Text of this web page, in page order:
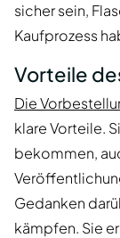
sicher sein,
Kaufprozess
Vorteile
Die
klare Vorteile.
bekommen,
Gedanken
kämpfen. Sie